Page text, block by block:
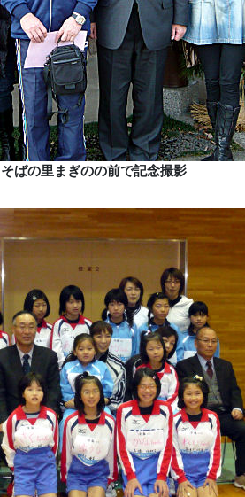
そばの里まぎのの前で記念撮影